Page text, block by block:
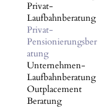
Privat-
Laufbahnberatung
Privat-
Pensionierungsber
atung
Unternehmen-
Laufbahnberatung
Outplacement
Beratung